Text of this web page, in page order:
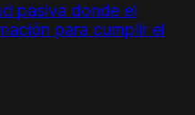
pasiva donde el
para cumplir el